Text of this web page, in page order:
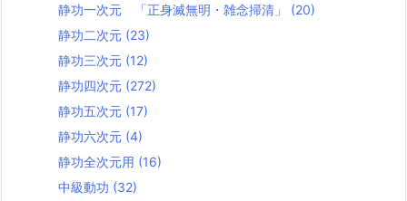
静功一次元 「正身滅無明・雑念掃清」 (20)
静功二次元 (23)
静功三次元 (12)
静功四次元 (272)
静功五次元 (17)
静功六次元 (4)
静功全次元用 (16)
中級動功 (32)